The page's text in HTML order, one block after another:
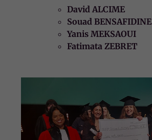
David ALCIME
Souad BENSAFIDINE
Yanis MEKSAOUI
Fatimata ZEBRET